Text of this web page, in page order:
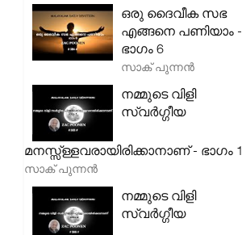
ഒരു ദൈവീക സഭ
എങ്ങനെ പണിയാം -
ഭാഗം 6
സാക് പുന്നൻ
നമ്മുടെ വിളി
സ്വർഗ്ഗീയ
മനസ്സ്ള്ളവരായിരിക്കാനാണ് - ഭാഗം 1
സാക് പുന്നൻ
നമ്മുടെ വിളി
സ്വർഗ്ഗീയ